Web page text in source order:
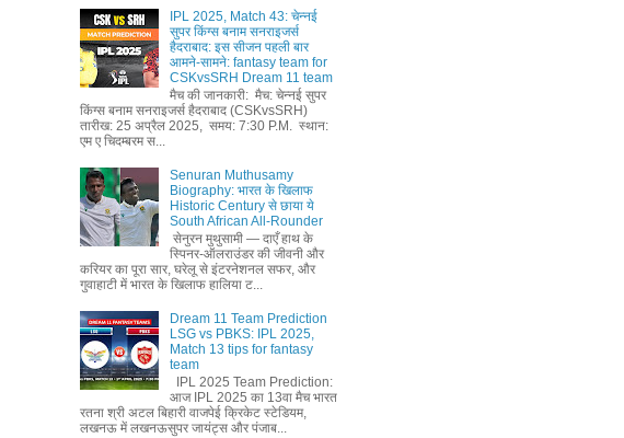
IPL 2025, Match 43: चेन्नई
सुपर किंग्स बनाम सनराइजर्स
हैदराबाद: इस सीजन पहली बार
आमने-सामने: fantasy team for
CSKvsSRH Dream 11 team
मैच की जानकारी: मैच: चेन्नई सुपर
किंग्स बनाम सनराइजर्स हैदराबाद (CSKvsSRH)
तारीख: 25 अप्रैल 2025, समय: 7:30 P.M. स्थान:
एम ए चिदम्बरम स...
Senuran Muthusamy
Biography: भारत के खिलाफ
Historic Century से छाया ये
South African All-Rounder
सेनुरन मुथुसामी — दाएँ हाथ के
स्पिनर-ऑलराउंडर की जीवनी और
करियर का पूरा सार, घरेलू से इंटरनेशनल सफर, और
गुवाहाटी में भारत के खिलाफ हालिया ट...
Dream 11 Team Prediction
LSG vs PBKS: IPL 2025,
Match 13 tips for fantasy
team
IPL 2025 Team Prediction:
आज IPL 2025 का 13वा मैच भारत
रतना श्री अटल बिहारी वाजपेई क्रिकेट स्टेडियम,
लखनऊ में लखनऊसुपर जायंट्स और पंजाब...